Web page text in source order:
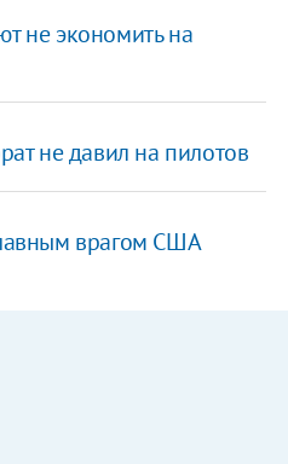
не экономить на
не давил на пилотов
врагом США